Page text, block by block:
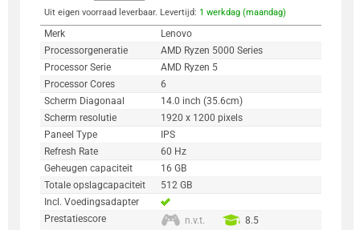
Uit eigen voorraad leverbaar. Levertijd: 1 werkdag (maandag)
Merk
Lenovo
Processorgeneratie
AMD Ryzen 5000 Series
Processor Serie
AMD Ryzen 5
Processor Cores
6
Scherm Diagonaal
14.0 inch (35.6cm)
Scherm resolutie
1920 x 1200 pixels
Paneel Type
IPS
Refresh Rate
60 Hz
Geheugen capaciteit
16 GB
Totale opslagcapaciteit
512 GB
Incl. Voedingsadapter
Prestatiescore
n.v.t.
8.5